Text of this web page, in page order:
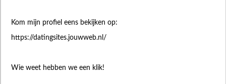
Kom mijn profiel eens bekijken op:
https://datingsites.jouwweb.nl/
Wie weet hebben we een klik!